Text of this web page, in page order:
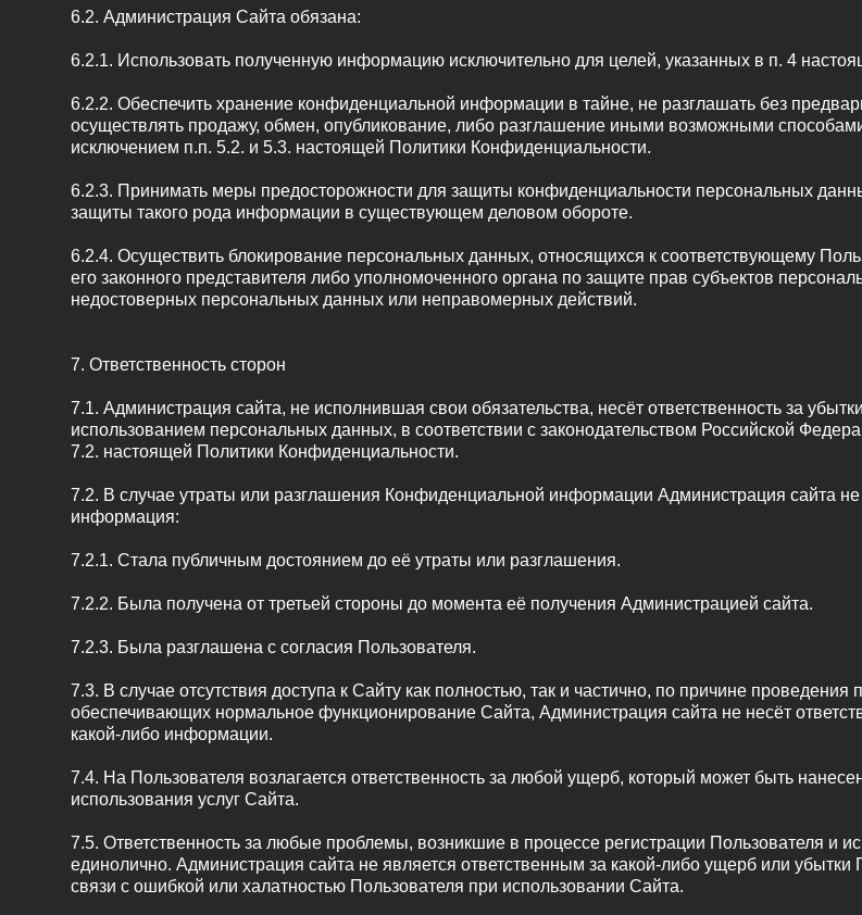
6.2. Администрация Сайта обязана:
6.2.1. Использовать полученную информацию исключительно для целей, указанных в п. 4
6.2.2. Обеспечить хранение конфиденциальной информации в тайне, не разглашать без
осуществлять продажу, обмен, опубликование, либо разглашение иными возможными
исключением п.п. 5.2. и 5.3. настоящей Политики Конфиденциальности.
6.2.3. Принимать меры предосторожности для защиты конфиденциальности персональных
защиты такого рода информации в существующем деловом обороте.
6.2.4. Осуществить блокирование персональных данных, относящихся к соответствующему
его законного представителя либо уполномоченного органа по защите прав субъектов
недостоверных персональных данных или неправомерных действий.
7. Ответственность сторон
7.1. Администрация сайта, не исполнившая свои обязательства, несёт ответственность за
использованием персональных данных, в соответствии с законодательством Российской
7.2. настоящей Политики Конфиденциальности.
7.2. В случае утраты или разглашения Конфиденциальной информации Администрация сайта
информация:
7.2.1. Стала публичным достоянием до её утраты или разглашения.
7.2.2. Была получена от третьей стороны до момента её получения Администрацией сайта.
7.2.3. Была разглашена с согласия Пользователя.
7.3. В случае отсутствия доступа к Сайту как полностью, так и частично, по причине
обеспечивающих нормальное функционирование Сайта, Администрация сайта не несёт
какой-либо информации.
7.4. На Пользователя возлагается ответственность за любой ущерб, который может быть
использования услуг Сайта.
7.5. Ответственность за любые проблемы, возникшие в процессе регистрации Пользователя и
единолично. Администрация сайта не является ответственным за какой-либо ущерб или
связи с ошибкой или халатностью Пользователя при использовании Сайта.